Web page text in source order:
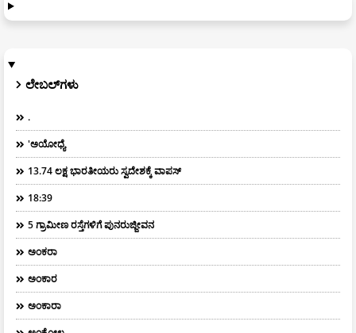
ಲೇಬಲ್‌ಗಳು
.
'ಅಯೋಧ್ಯೆ
13.74 ಲಕ್ಷ ಭಾರತೀಯರು ಸ್ವದೇಶಕ್ಕೆ ವಾಪಸ್
18:39
5 ಗ್ರಾಮೀಣ ರಸ್ತೆಗಳಿಗೆ ಪುನರುಜ್ಜೀವನ
ಅಂಕರಾ
ಅಂಕಾರ
ಅಂಕಾರಾ